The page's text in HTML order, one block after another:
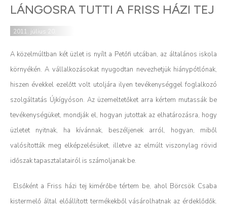
LÁNGOSRA TUTTI A FRISS HÁZI TEJ
2011. július 20.
A közelmúltban két üzlet is nyílt a Petőfi utcában, az általános iskola
környékén. A vállalkozásokat nyugodtan nevezhetjük hiánypótlónak,
hiszen évekkel ezelőtt volt utoljára ilyen tevékenységgel foglalkozó
szolgáltatás Újkígyóson. Az üzemeltetőket arra kértem mutassák be
tevékenységüket, mondják el, hogyan jutottak az elhatározásra, hogy
üzletet nyitnak, ha kívánnak, beszéljenek arról, hogyan, miből
valósították meg elképzelésüket, illetve az elmúlt viszonylag rövid
időszak tapasztalatairól is számoljanak be.
Elsőként a Friss házi tej kimérőbe tértem be, ahol Börcsök Csaba
kistermelő által előállított termékekből vásárolhatnak az érdeklődők.